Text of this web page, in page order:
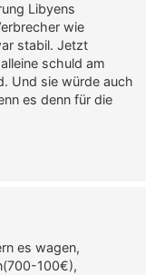
Libyens
wie
stabil. Jetzt
schuld am
Und sie würde auch
es denn für die
es wagen,
100€),